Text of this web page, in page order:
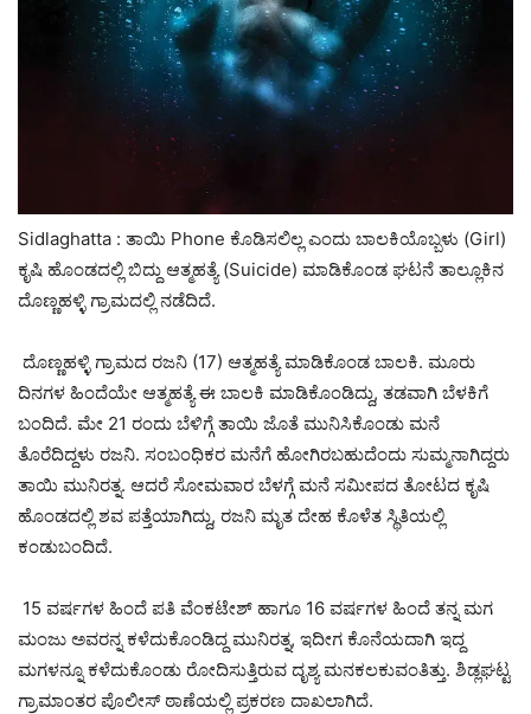
Sidlaghatta : ತಾಯಿ Phone ಕೊಡಿಸಲಿಲ್ಲ ಎಂದು ಬಾಲಕಿಯೊಬ್ಬಳು (Girl)
ಕೃಷಿ ಹೊಂಡದಲ್ಲಿ ಬಿದ್ದು ಆತ್ಮಹತ್ಯೆ (Suicide) ಮಾಡಿಕೊಂಡ ಘಟನೆ ತಾಲ್ಲೂಕಿನ
ದೊಣ್ಣಹಳ್ಳಿ ಗ್ರಾಮದಲ್ಲಿ ನಡೆದಿದೆ.
ದೊಣ್ಣಹಳ್ಳಿ ಗ್ರಾಮದ ರಜನಿ (17) ಆತ್ಮಹತ್ಯೆ ಮಾಡಿಕೊಂಡ ಬಾಲಕಿ. ಮೂರು
ದಿನಗಳ ಹಿಂದೆಯೇ ಆತ್ಮಹತ್ಯೆ ಈ ಬಾಲಕಿ ಮಾಡಿಕೊಂಡಿದ್ದು, ತಡವಾಗಿ ಬೆಳಕಿಗೆ
ಬಂದಿದೆ. ಮೇ 21 ರಂದು ಬೆಳಿಗ್ಗೆ ತಾಯಿ ಜೊತೆ ಮುನಿಸಿಕೊಂಡು ಮನೆ
ತೊರೆದಿದ್ದಳು ರಜನಿ. ಸಂಬಂಧಿಕರ ಮನೆಗೆ ಹೋಗಿರಬಹುದೆಂದು ಸುಮ್ಮನಾಗಿದ್ದರು
ತಾಯಿ ಮುನಿರತ್ನ. ಆದರೆ ಸೋಮವಾರ ಬೆಳಗ್ಗೆ ಮನೆ ಸಮೀಪದ ತೋಟದ ಕೃಷಿ
ಹೊಂಡದಲ್ಲಿ ಶವ ಪತ್ತೆಯಾಗಿದ್ದು, ರಜನಿ ಮೃತ ದೇಹ ಕೊಳೆತ ಸ್ಥಿತಿಯಲ್ಲಿ
ಕಂಡುಬಂದಿದೆ.
15 ವರ್ಷಗಳ ಹಿಂದೆ ಪತಿ ವೆಂಕಟೇಶ್ ಹಾಗೂ 16 ವರ್ಷಗಳ ಹಿಂದೆ ತನ್ನ ಮಗ
ಮಂಜು ಅವರನ್ನ ಕಳೆದುಕೊಂಡಿದ್ದ ಮುನಿರತ್ನ, ಇದೀಗ ಕೊನೆಯದಾಗಿ ಇದ್ದ
ಮಗಳನ್ನೂ ಕಳೆದುಕೊಂಡು ರೋದಿಸುತ್ತಿರುವ ದೃಶ್ಯ ಮನಕಲಕುವಂತಿತ್ತು. ಶಿಡ್ಲಘಟ್ಟ
ಗ್ರಾಮಾಂತರ ಪೊಲೀಸ್ ಠಾಣೆಯಲ್ಲಿ ಪ್ರಕರಣ ದಾಖಲಾಗಿದೆ.